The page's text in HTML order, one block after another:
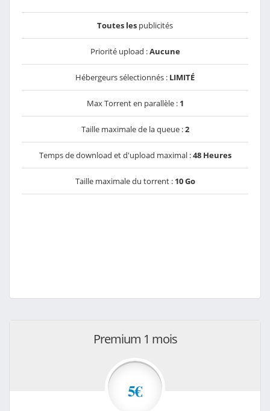
Toutes les publicités
Priorité upload :Aucune
Hébergeurs sélectionnés : LIMITÉ
Max Torrent en parallèle : 1
Taille maximale de la queue :2
Temps de download et d'upload maximal :48 Heures
Taille maximale du torrent : 10 Go
Premium 1 mois
5€